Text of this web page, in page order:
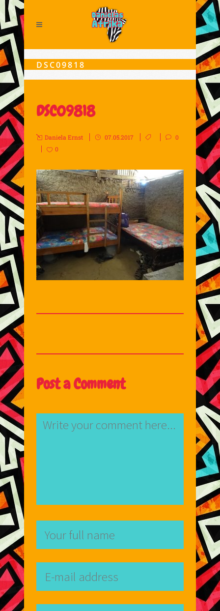
DSC09818
DSC09818
Daniela Ernst 07.05.2017
0
0
Post a Comment